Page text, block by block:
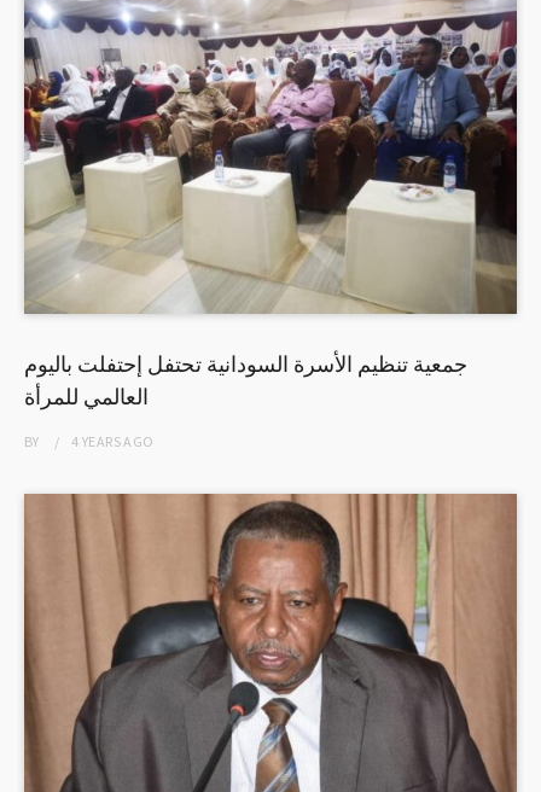
جمعية تنظيم الأسرة السودانية تحتفل إحتفلت باليوم
العالمي للمرأة
BY 4 YEARSAGO